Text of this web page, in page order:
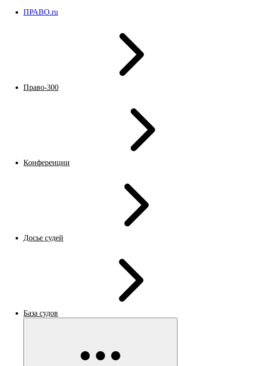
ПРАВО.ru
Право-300
Конференции
Досье судей
База судов